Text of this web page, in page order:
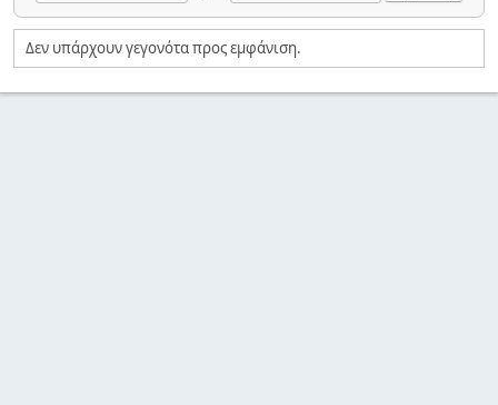
Δεν υπάρχουν γεγονότα προς εμφάνιση.